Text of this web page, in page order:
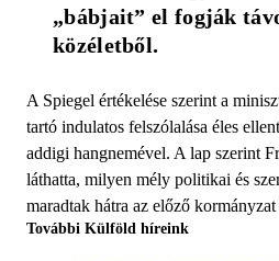
„bábjait” el fogják
közéletből.
A Spiegel értékelése szerint a
tartó indulatos felszólalása éles
addigi hangnemével. A lap szerint
láthatta, milyen mély politikai és
maradtak hátra az előző kormányzat
További Külföld híreink